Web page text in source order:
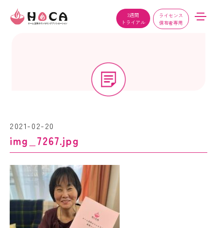
3週間
トライアル
ライセンス
保有者専用
2021-02-20
img_7267.jpg